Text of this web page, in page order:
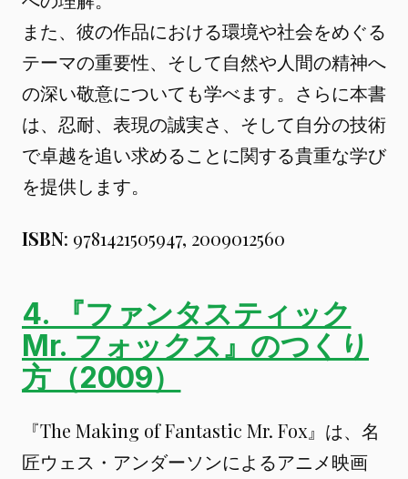
また、彼の作品における環境や社会をめぐる
テーマの重要性、そして自然や人間の精神へ
の深い敬意についても学べます。さらに本書
は、忍耐、表現の誠実さ、そして自分の技術
で卓越を追い求めることに関する貴重な学び
を提供します。
ISBN: 9781421505947, 2009012560
4. 『ファンタスティック
Mr. フォックス』のつくり
方（2009）
『The Making of Fantastic Mr. Fox』は、名
匠ウェス・アンダーソンによるアニメ映画